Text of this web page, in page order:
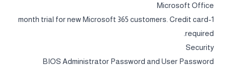
Microsoft Office
1-month trial for new Microsoft 365 customers. Credit card
required.
Security
BIOS Administrator Password and User Password